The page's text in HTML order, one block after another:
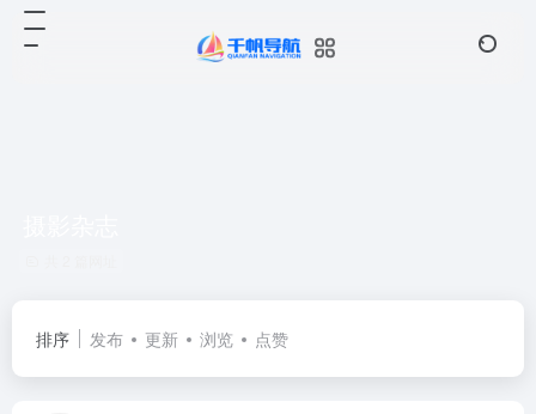
排序 发布 更新 浏览 点赞